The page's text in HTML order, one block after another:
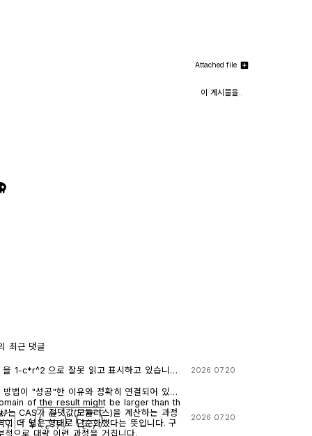
Attached file
이 게시물을..
최근 댓글
표시하고 있습니다.
다.
2026 07.20
법이 "성공"한 이유와 정확히 연결되어 있습
CAS가 절댓값(모듈러스)을 계산하는 과정
더 넓은 형태로 단순화했다는 뜻입니다. 구
적으로 대략 이런 과정을 거칩니다.
e⋅r |=(ere⋅r)⋅(ere⋅r)― 2026 07.20